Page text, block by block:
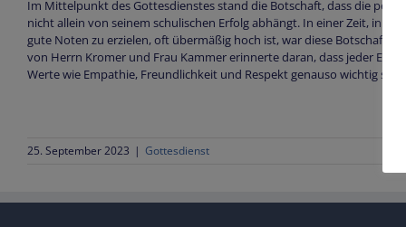
Im Mittelpunkt des Gottesdienstes stand die Botschaft, dass die
nicht allein von seinem schulischen Erfolg abhängt. In einer Zeit, in
gute Noten zu erzielen, oft übermäßig hoch ist, war diese Botschaft
von Herrn Kromer und Frau Kammer erinnerte daran, dass jeder
Werte wie Empathie, Freundlichkeit und Respekt genauso wichtig
25. September 2023 | Gottesdienst